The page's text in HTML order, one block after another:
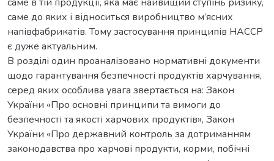
саме до яких і відноситься виробництво м’ясних
напівфабрикатів. Тому застосування принципів НАССР
є дуже актуальним.
В розділі один проаналізовано нормативні документи
щодо гарантування безпечності продуктів харчування,
серед яких особлива увага звертається на: Закон
України «Про основні принципи та вимоги до
безпечності та якості харчових продуктів», Закон
України «Про державний контроль за дотриманням
законодавства про харчові продукти, корми, побічні